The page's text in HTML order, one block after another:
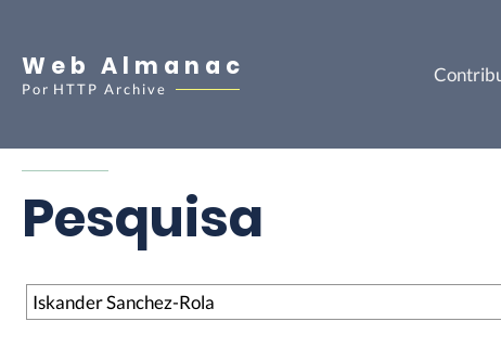
Web Almanac
Por HTTP Archive
Pesquisa
Pesquisa